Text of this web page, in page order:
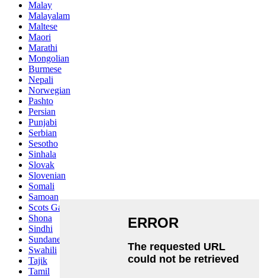
Malay
Malayalam
Maltese
Maori
Marathi
Mongolian
Burmese
Nepali
Norwegian
Pashto
Persian
Punjabi
Serbian
Sesotho
Sinhala
Slovak
Slovenian
Somali
Samoan
Scots Gaelic
Shona
Sindhi
Sundanese
Swahili
Tajik
Tamil